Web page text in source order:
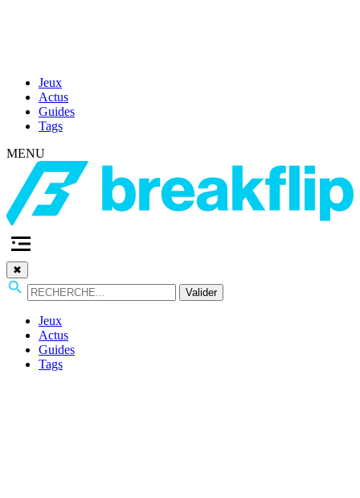
Jeux
Actus
Guides
Tags
MENU
✖
Valider
Jeux
Actus
Guides
Tags